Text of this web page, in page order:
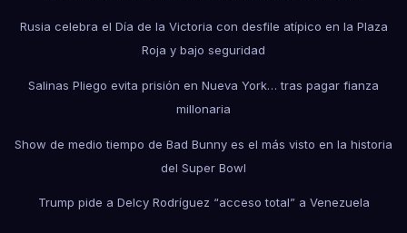
Rusia celebra el Día de la Victoria con desfile atípico en la Plaza
Roja y bajo seguridad
Salinas Pliego evita prisión en Nueva York… tras pagar fianza
millonaria
Show de medio tiempo de Bad Bunny es el más visto en la historia
del Super Bowl
Trump pide a Delcy Rodríguez “acceso total” a Venezuela